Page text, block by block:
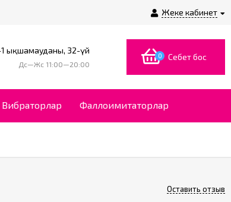
Жеке кабинет
ықшамауданы, 32-үй
Дс—Жс 11:00—20:00
0 Себет бос
Вибраторлар Фаллоимитаторлар
Оставить отзыв